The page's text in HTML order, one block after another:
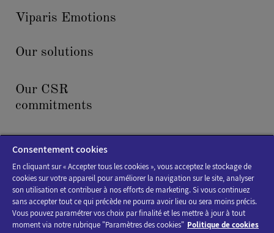
Viparis Emotions
Our solutions
Our CSR
commitments
News & events
Consentement cookies
En cliquant sur « Accepter tous les cookies », vous acceptez le stockage de
cookies sur votre appareil pour améliorer la navigation sur le site, analyser
son utilisation et contribuer à nos efforts de marketing. Si vous continuez
sans accepter tout ce qui précède ne pourra avoir lieu ou sera moins précis.
Vous pouvez paramétrer vos choix par finalité et les mettre à jour à tout
moment via notre rubrique "Paramètres des cookies" Politique de cookies